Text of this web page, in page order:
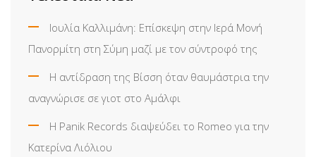
Ιουλία Καλλιμάνη: Επίσκεψη στην Ιερά Μονή
Πανορμίτη στη Σύμη μαζί με τον σύντροφό της
Η αντίδραση της Βίσση όταν θαυμάστρια την
αναγνώρισε σε γιοτ στο Αμάλφι
Η Panik Records διαψεύδει το Romeo για την
Κατερίνα Λιόλιου